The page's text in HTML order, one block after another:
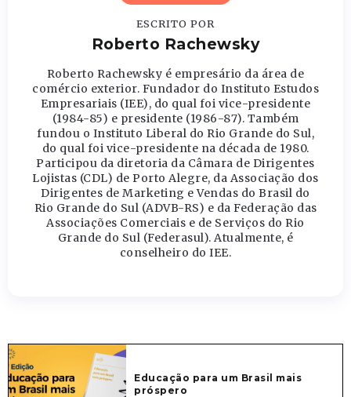
ESCRITO POR
Roberto Rachewsky
Roberto Rachewsky é empresário da área de
comércio exterior. Fundador do Instituto Estudos
Empresariais (IEE), do qual foi vice-presidente
(1984-85) e presidente (1986-87). Também
fundou o Instituto Liberal do Rio Grande do Sul,
do qual foi vice-presidente na década de 1980.
Participou da diretoria da Câmara de Dirigentes
Lojistas (CDL) de Porto Alegre, da Associação dos
Dirigentes de Marketing e Vendas do Brasil do
Rio Grande do Sul (ADVB-RS) e da Federação das
Associações Comerciais e de Serviços do Rio
Grande do Sul (Federasul). Atualmente, é
conselheiro do IEE.
Educação para um Brasil mais
próspero